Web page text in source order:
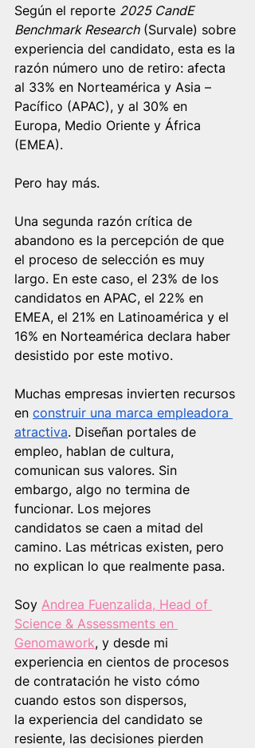
Según el reporte 2025 CandE
Benchmark Research (Survale) sobre
experiencia del candidato, esta es la
razón número uno de retiro: afecta
al 33% en Norteamérica y Asia –
Pacífico (APAC), y al 30% en
Europa, Medio Oriente y África
(EMEA).
Pero hay más.
Una segunda razón crítica de
abandono es la percepción de que
el proceso de selección es muy
largo. En este caso, el 23% de los
candidatos en APAC, el 22% en
EMEA, el 21% en Latinoamérica y el
16% en Norteamérica declara haber
desistido por este motivo.
Muchas empresas invierten recursos
en construir una marca empleadora
atractiva. Diseñan portales de
empleo, hablan de cultura,
comunican sus valores. Sin
embargo, algo no termina de
funcionar. Los mejores
candidatos se caen a mitad del
camino. Las métricas existen, pero
no explican lo que realmente pasa.
Soy Andrea Fuenzalida, Head of
Science & Assessments en
Genomawork, y desde mi
experiencia en cientos de procesos
de contratación he visto cómo
cuando estos son dispersos,
la experiencia del candidato se
resiente, las decisiones pierden